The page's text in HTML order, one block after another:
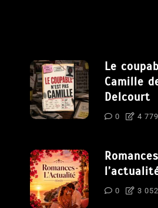
Le
Camille
Delcourt
0 4
0 3